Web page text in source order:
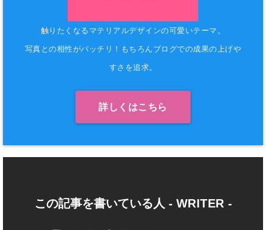
触りたくなるマテリアルデザインの可愛いテーマ。
写真との相性がバッチリ！もちろんブログでの成果の上げや
すさを追求。
詳しくはこちら
この記事を書いている人 - WRITER -